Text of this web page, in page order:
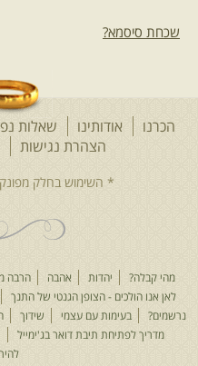
שכחת סיסמא?
הכרנו אודותינו שאלות
הצהרת נגישות
מהי קבלה? יהדות אהבה הרבה
לאן אנו הולכים - הצופן הגנטי של התנך
נרשמים?
בעימות עם עצמי שידוך
מדריך לפתיחת תיבת דואר בג'ימייל